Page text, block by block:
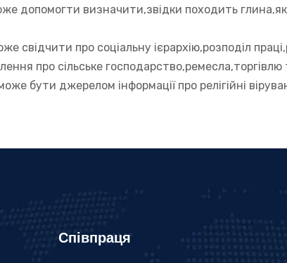
допомогти визначити,звідки походить
свідчити про соціальну ієрархію,розподіл
про сільське господарство,ремесла,торгівлю
бути джерелом інформації про релігійні
Співпраця